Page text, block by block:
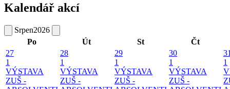
Kalendář akcí
Srpen2026
Po
Út St
Čt
27
1
VÝSTAVA
ZUŠ -
28
1
VÝSTAVA
ZUŠ -
29
1
VÝSTAVA
ZUŠ -
30
1
VÝSTAVA
ZUŠ -
1